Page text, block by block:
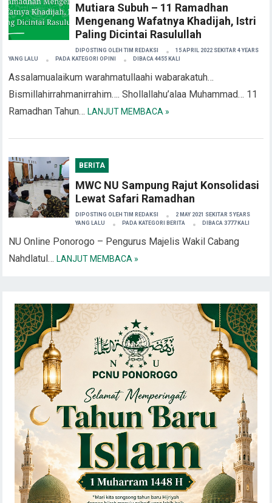
Mutiara Subuh – 11 Ramadhan
Mengenang Wafatnya Khadijah, Istri
Paling Dicintai Rasulullah
DIPOSTING OLEHTIM REDAKSI
15 APRIL 2022 SEKITAR 4 YEARS
YANG LALU
PADA KATEGORI OPINI DIBACA 4455 KALI
Assalamualaikum warahmatullaahi wabarakatuh…
Bismillahirrahmanirrahim…. Shollallahu’alaa Muhammad… 11
Ramadhan Tahun…LANJUT MEMBACA »
BERITA
MWC NU Sampung Rajut Konsolidasi
Lewat Safari Ramadhan
DIPOSTING OLEHTIM REDAKSI
2 MAY 2021 SEKITAR 5 YEARS
YANG LALU
PADA KATEGORI BERITA DIBACA 3777 KALI
NU Online Ponorogo – Pengurus Majelis Wakil Cabang
Nahdlatul…LANJUT MEMBACA »